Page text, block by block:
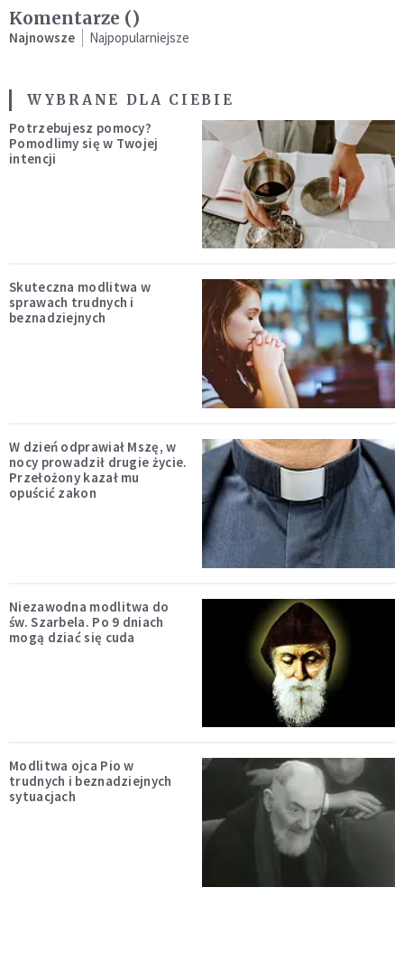
Komentarze ()
Najnowsze Najpopularniejsze
WYBRANE DLA CIEBIE
Potrzebujesz pomocy?
Pomodlimy się w Twojej
intencji
Skuteczna modlitwa w
sprawach trudnych i
beznadziejnych
W dzień odprawiał Mszę, w
nocy prowadził drugie życie.
Przełożony kazał mu
opuścić zakon
Niezawodna modlitwa do
św. Szarbela. Po 9 dniach
mogą dziać się cuda
Modlitwa ojca Pio w
trudnych i beznadziejnych
sytuacjach